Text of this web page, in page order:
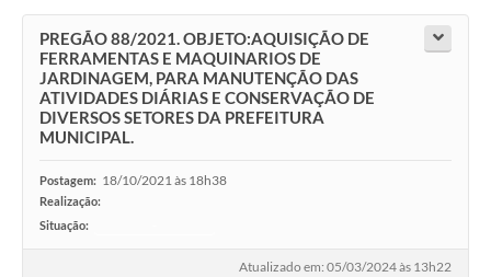
PREGÃO 88/2021. OBJETO:AQUISIÇÃO DE
FERRAMENTAS E MAQUINARIOS DE
JARDINAGEM, PARA MANUTENÇÃO DAS
ATIVIDADES DIÁRIAS E CONSERVAÇÃO DE
DIVERSOS SETORES DA PREFEITURA
MUNICIPAL.
Postagem: 18/10/2021 às 18h38
Realização:
Situação:
Atualizado em: 05/03/2024 às 13h22